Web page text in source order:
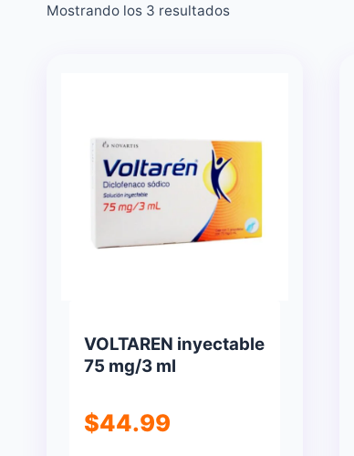
Mostrando los 3 resultadosOrdenado
VOLTAREN inyectable
75 mg/3 ml
$44.99